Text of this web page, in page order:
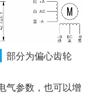
部分为偏心齿轮
气参数，也可以增